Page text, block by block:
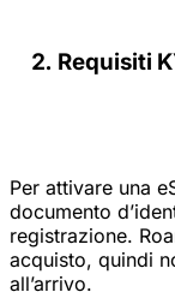
Requisiti
Per attivare una
documento
registrazione.
acquisto, quindi
all’arrivo.